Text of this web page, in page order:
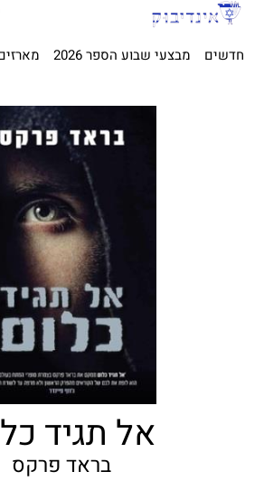
חדשים מבצעי שבוע הספר 2026
אל תגיד
בראד פרקס